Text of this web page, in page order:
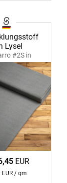
Lysel
#2S in
35821
EUR
EUR / qm